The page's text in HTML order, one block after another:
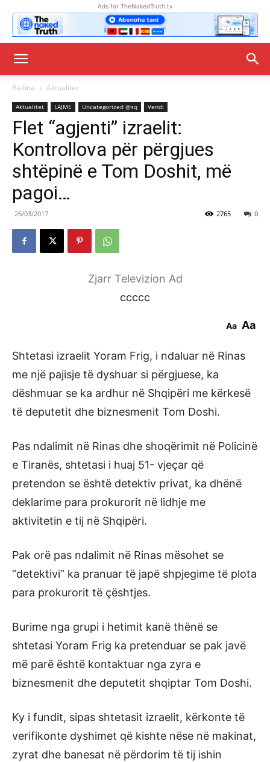
Ads for TheNakedTruth.tv
Ballina Aktualitet
Aktualitet LAJME Uncategorized @sq Vendi
Flet “agjenti” izraelit:
Kontrollova për përgjues
shtëpinë e Tom Doshit, më
pagoi…
26/03/2017 0
2765
Zjarr Televizion Ad
ccccc
Aa Aa
Shtetasi izraelit Yoram Frig, i ndaluar në Rinas
me një pajisje të dyshuar si përgjuese, ka
dëshmuar se ka ardhur në Shqipëri me kërkesë
të deputetit dhe biznesmenit Tom Doshi.
Pas ndalimit në Rinas dhe shoqërimit në Policinë
e Tiranës, shtetasi i huaj 51- vjeçar që
pretendon se është detektiv privat, ka dhënë
deklarime para prokurorit në lidhje me
aktivitetin e tij në Shqipëri.
Pak orë pas ndalimit në Rinas mësohet se
“detektivi” ka pranuar të japë shpjegime të plota
para prokurorit të çështjes.
Burime nga grupi i hetimit kanë thënë se
shtetasi Yoram Frig ka pretenduar se pak javë
më parë është kontaktuar nga zyra e
biznesmenit dhe deputetit shqiptar Tom Doshi.
Ky i fundit, sipas shtetasit izraelit, kërkonte të
verifikonte dyshimet që kishte nëse në makinat,
zyrat dhe banesat në përdorim të tij ishin